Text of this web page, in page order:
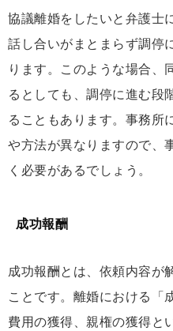
協議離婚をしたいと弁護士
話し合いがまとまらず調停
ります。このような場合、
るとしても、調停に進む段
ることもあります。事務所
や方法が異なりますので、
く必要があるでしょう。
成功報酬
成功報酬とは、依頼内容が
ことです。離婚における「
費用の獲得、親権の獲得と